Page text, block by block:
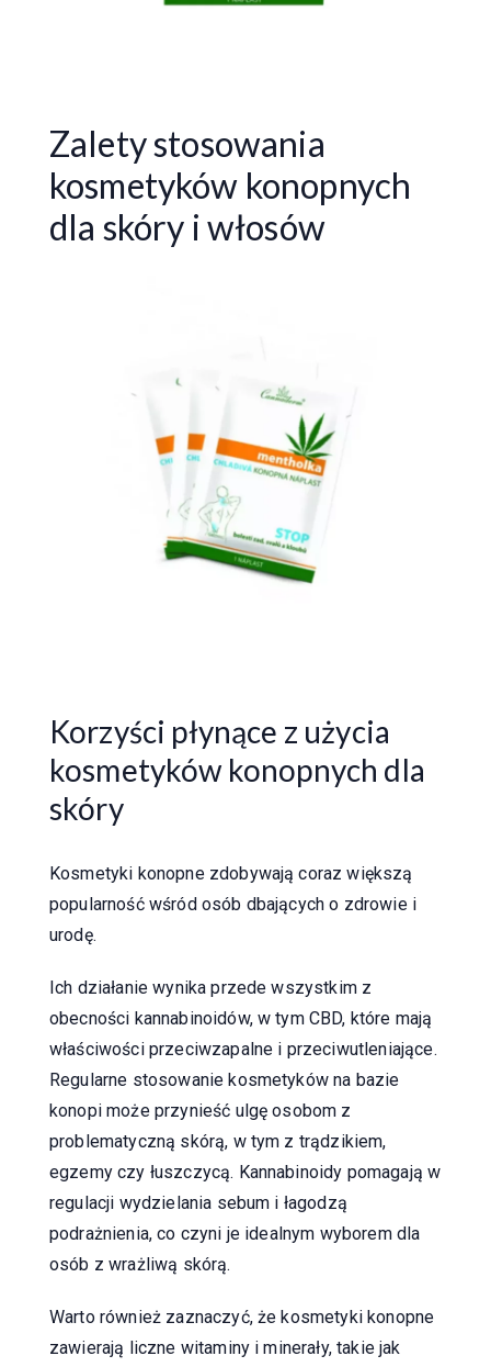
Zalety stosowania
kosmetyków konopnych
dla skóry i włosów
Korzyści płynące z użycia
kosmetyków konopnych dla
skóry
Kosmetyki konopne zdobywają coraz większą
popularność wśród osób dbających o zdrowie i
urodę.
Ich działanie wynika przede wszystkim z
obecności kannabinoidów, w tym CBD, które mają
właściwości przeciwzapalne i przeciwutleniające.
Regularne stosowanie kosmetyków na bazie
konopi może przynieść ulgę osobom z
problematyczną skórą, w tym z trądzikiem,
egzemy czy łuszczycą. Kannabinoidy pomagają w
regulacji wydzielania sebum i łagodzą
podrażnienia, co czyni je idealnym wyborem dla
osób z wrażliwą skórą.
Warto również zaznaczyć, że kosmetyki konopne
zawierają liczne witaminy i minerały, takie jak